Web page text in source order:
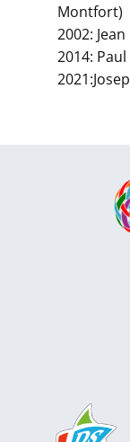
Montfort)
2002:
2014: